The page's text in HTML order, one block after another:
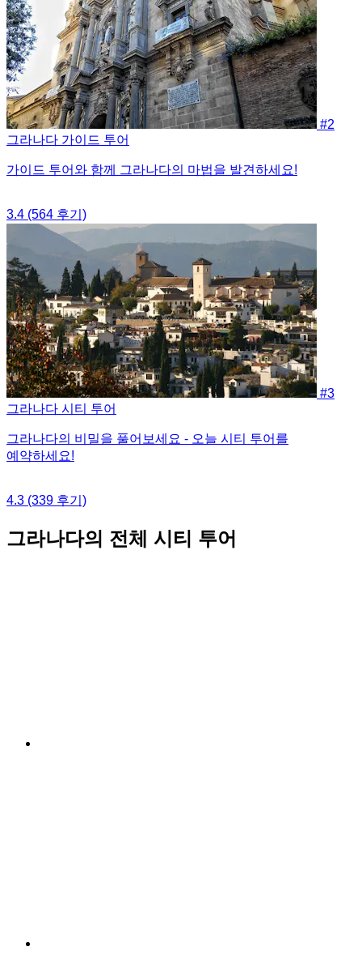
#2
그라나다 가이드 투어
가이드 투어와 함께 그라나다의 마법을 발견하세요!
3.4 (564 후기)
#3
그라나다 시티 투어
그라나다의 비밀을 풀어보세요 - 오늘 시티 투어를
예약하세요!
4.3 (339 후기)
그라나다의 전체 시티 투어